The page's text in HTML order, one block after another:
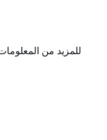
للمزيد من